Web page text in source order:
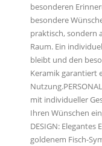
besonderen
besondere
praktisch, sondern
Raum. Ein
bleibt und den
Keramik garantiert
mit individueller
Ihren Wünschen
DESIGN:
goldenem Fisch-